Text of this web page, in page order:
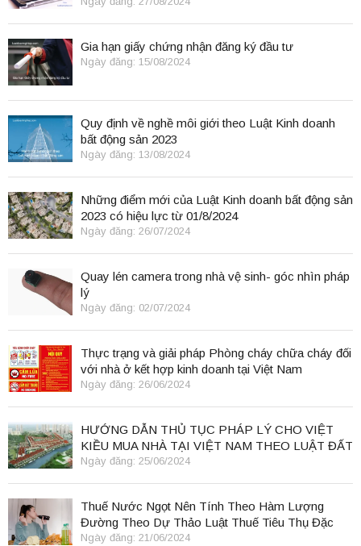
Gia hạn giấy chứng nhận đăng ký đầu tư
Ngày đăng: 15/08/2024
Quy định về nghề môi giới theo Luật Kinh doanh
bất động sản 2023
Ngày đăng: 13/08/2024
Những điểm mới của Luật Kinh doanh bất động sản
2023 có hiệu lực từ 01/8/2024
Ngày đăng: 26/07/2024
Quay lén camera trong nhà vệ sinh- góc nhìn pháp
lý
Ngày đăng: 02/07/2024
Thực trạng và giải pháp Phòng cháy chữa cháy đối
với nhà ở kết hợp kinh doanh tại Việt Nam
Ngày đăng: 26/06/2024
HƯỚNG DẪN THỦ TỤC PHÁP LÝ CHO VIỆT
KIỀU MUA NHÀ TẠI VIỆT NAM THEO LUẬT ĐẤT
ĐAI 2024
Ngày đăng: 25/06/2024
Thuế Nước Ngọt Nên Tính Theo Hàm Lượng
Đường Theo Dự Thảo Luật Thuế Tiêu Thụ Đặc
Biệt
Ngày đăng: 21/06/2024